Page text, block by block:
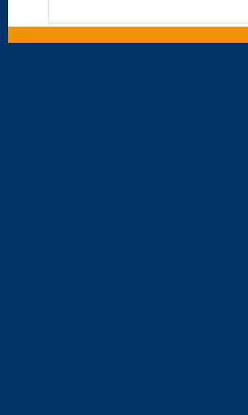
Umsetzung «Vocabulary/PET